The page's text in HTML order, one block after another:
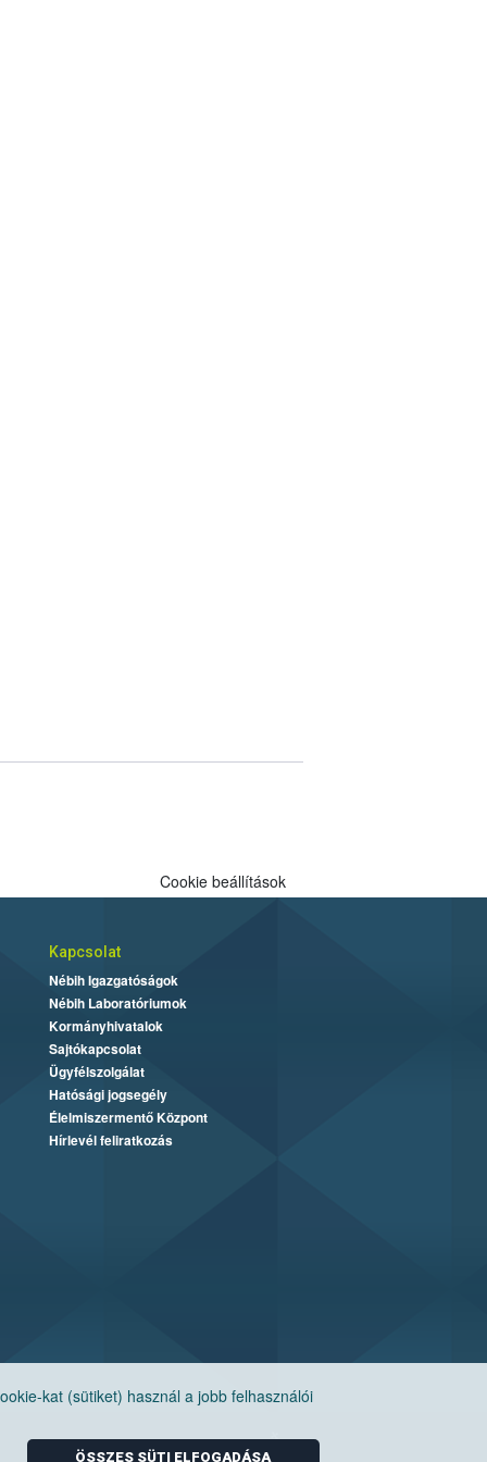
kat (sütiket) használ a jobb felhasználói
ÖSSZES SÜTI ELFOGADÁSA
Cookie beállítások
Kapcsolat
Nébih Igazgatóságok
Nébih Laboratóriumok
Kormányhivatalok
Sajtókapcsolat
Ügyfélszolgálat
Hatósági jogsegély
Élelmiszermentő Központ
Hírlevél feliratkozás